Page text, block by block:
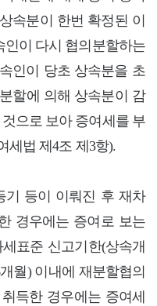
속분이 한번 확정된 이
인이 다시 협의분할하는
인이 당초 상속분을 초
할에 의해 상속분이 감
으로 보아 증여세를 부
세법 제4조 제3항).
기 등이 이뤄진 후 재차
경우에는 증여로 보는
표준 신고기한(상속개
월) 이내에 재분할협의
득한 경우에는 증여세